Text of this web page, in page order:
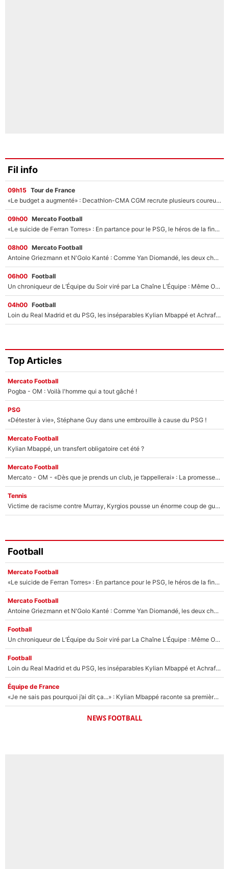
Fil info
09h15 Tour de France
«Le budget a augmenté» : Decathlon-CMA CGM recrute plusieurs coureurs pour offrir à Paul Seixas une équipe pour gagner le Tour de France 2027
09h00 Mercato Football
«Le suicide de Ferran Torres» : En partance pour le PSG, le héros de la finale de la Coupe du monde s'attire les foudres de la presse espagnole !
08h00 Mercato Football
Antoine Griezmann et N'Golo Kanté : Comme Yan Diomandé, les deux champions du monde ont refusé de signer au PSG !
06h00 Football
Un chroniqueur de L’Équipe du Soir viré par La Chaîne L’Équipe : Même Olivier Ménard n’avait pas pu empêcher son départ, «je l’ai appris sur Twitter, je l’ai vécu assez mal»
04h00 Football
Loin du Real Madrid et du PSG, les inséparables Kylian Mbappé et Achraf Hakimi changent d'équipe le temps d'une journée !
Top Articles
Mercato Football
Pogba - OM : Voilà l'homme qui a tout gâché !
PSG
«Détester à vie», Stéphane Guy dans une embrouille à cause du PSG !
Mercato Football
Kylian Mbappé, un transfert obligatoire cet été ?
Mercato Football
Mercato - OM - «Dès que je prends un club, je t’appellerai» : La promesse de Marcelino au moment de claquer la porte
Tennis
Victime de racisme contre Murray, Kyrgios pousse un énorme coup de gueule !
Football
Mercato Football
«Le suicide de Ferran Torres» : En partance pour le PSG, le héros de la finale de la Coupe du monde s'attire les foudres de la presse espagnole !
Mercato Football
Antoine Griezmann et N'Golo Kanté : Comme Yan Diomandé, les deux champions du monde ont refusé de signer au PSG !
Football
Un chroniqueur de L’Équipe du Soir viré par La Chaîne L’Équipe : Même Olivier Ménard n’avait pas pu empêcher son départ, «je l’ai appris sur Twitter, je l’ai vécu assez mal»
Football
Loin du Real Madrid et du PSG, les inséparables Kylian Mbappé et Achraf Hakimi changent d'équipe le temps d'une journée !
Équipe de France
«Je ne sais pas pourquoi j’ai dit ça...» : Kylian Mbappé raconte sa première rencontre avec Zinédine Zidane (et c’est très drôle)
NEWS FOOTBALL